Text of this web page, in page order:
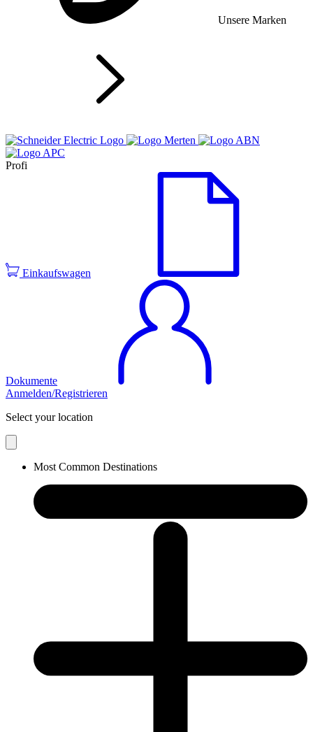
Unsere Marken
Profi
Einkaufswagen
Dokumente
Anmelden/Registrieren
Select your location
Most Common Destinations